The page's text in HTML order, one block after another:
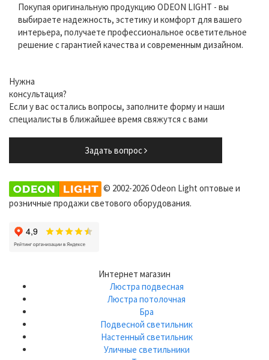
Покупая оригинальную продукцию ODEON LIGHT - вы
выбираете надежность, эстетику и комфорт для вашего
интерьера, получаете профессиональное осветительное
решение с гарантией качества и современным дизайном.
Нужна
консультация?
Если у вас остались вопросы, заполните форму и наши
специалисты в ближайшее время свяжутся с вами
Задать вопрос
© 2002-2026 Odeon Light оптовые и
розничные продажи светового оборудования.
Интернет магазин
Люстра подвесная
Люстра потолочная
Бра
Подвесной светильник
Настенный светильник
Уличные светильники